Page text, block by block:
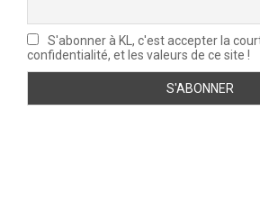
S'abonner à KL, c'est accepter la
confidentialité, et les valeurs de ce site !